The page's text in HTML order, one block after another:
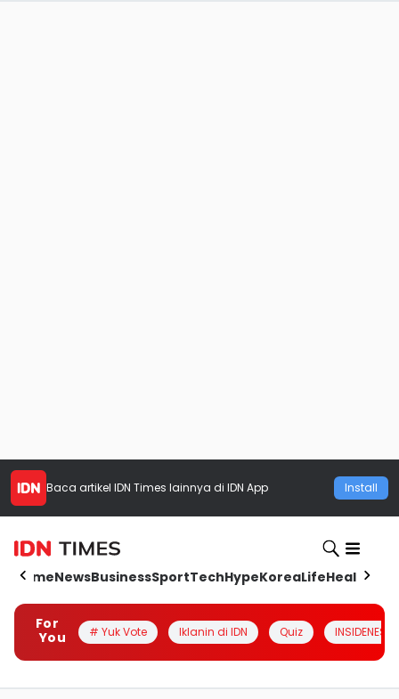
Baca artikel IDN Times lainnya di IDN App Install
HomeNewsBusinessSportTechHypeKoreaLifeHealth
For
You
# Yuk Vote Iklanin di IDN Quiz INSIDENESIA